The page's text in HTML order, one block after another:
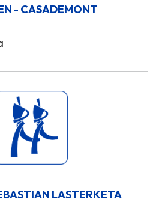
- CASADEMONT
LASTERKETA